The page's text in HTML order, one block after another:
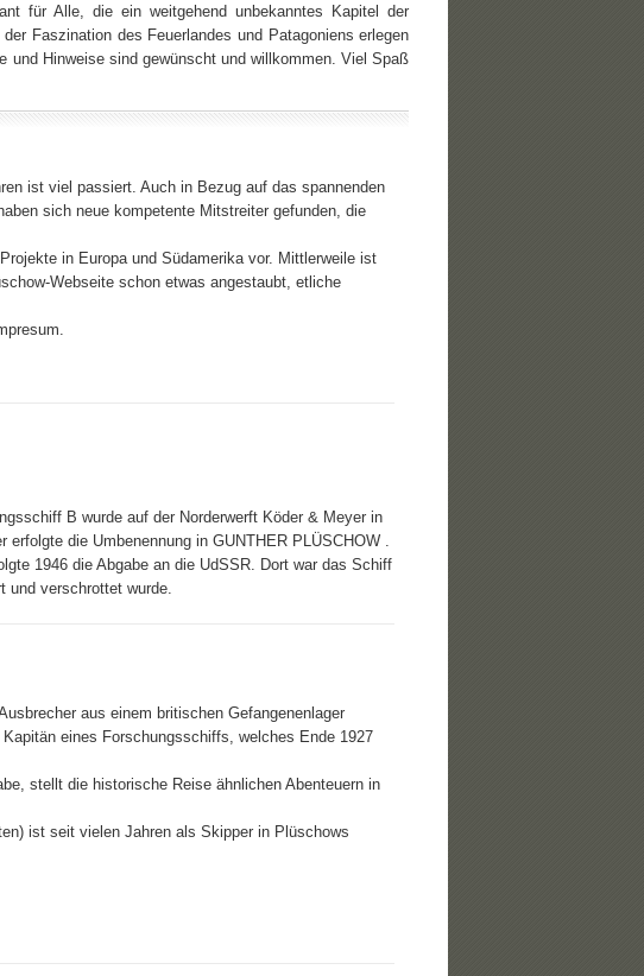
für Alle, die ein weitgehend unbekanntes Kapitel der
Faszination des Feuerlandes und Patagoniens erlegen
Hinweise sind gewünscht und willkommen. Viel Spaß
ist viel passiert. Auch in Bezug auf das spannenden
sich neue kompetente Mitstreiter gefunden, die
in Europa und Südamerika vor. Mittlerweile ist
Webseite schon etwas angestaubt, etliche
B wurde auf der Norderwerft Köder & Meyer in
die Umbenennung in GUNTHER PLÜSCHOW .
1946 die Abgabe an die UdSSR. Dort war das Schiff
verschrottet wurde.
aus einem britischen Gefangenenlager
eines Forschungsschiffs, welches Ende 1927
stellt die historische Reise ähnlichen Abenteuern in
ist seit vielen Jahren als Skipper in Plüschows